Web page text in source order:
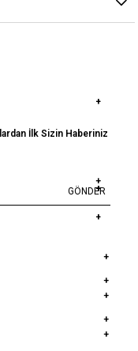
İlk Sizin Haberiniz
GÖNDER